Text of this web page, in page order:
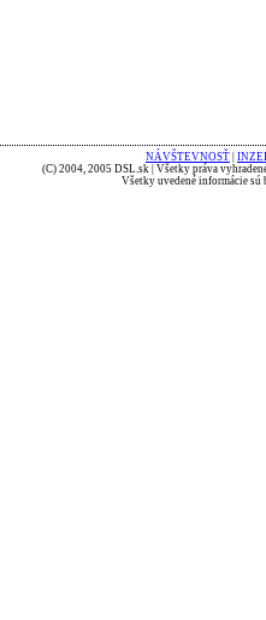
NÁVŠTEVNOSŤ
(C) 2004, 2005 DSL.sk | Všetky práva
Všetky uvedené informácie sú